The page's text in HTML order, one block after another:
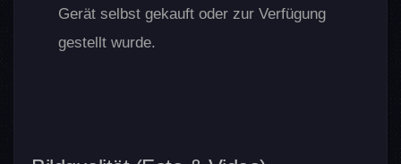
Gerät selbst gekauft oder zur Verfügung
gestellt wurde.